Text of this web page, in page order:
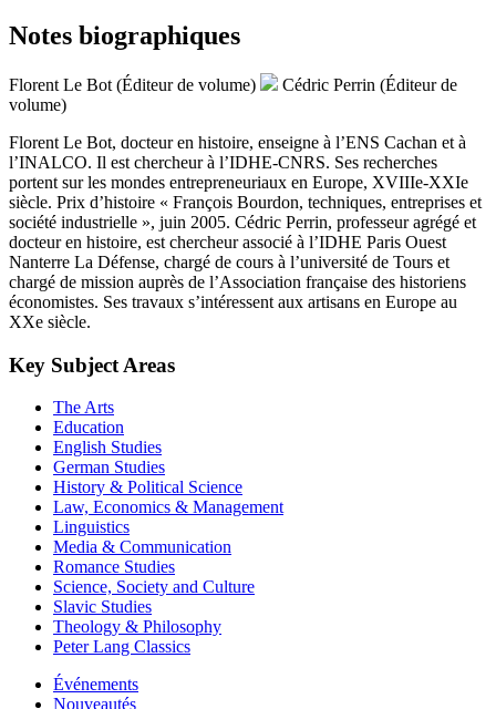
Notes biographiques
Florent Le Bot (Éditeur de volume)
Cédric Perrin (Éditeur de
volume)
Florent Le Bot, docteur en histoire, enseigne à l’ENS Cachan et à
l’INALCO. Il est chercheur à l’IDHE-CNRS. Ses recherches
portent sur les mondes entrepreneuriaux en Europe, XVIIIe-XXIe
siècle. Prix d’histoire « François Bourdon, techniques, entreprises et
société industrielle », juin 2005. Cédric Perrin, professeur agrégé et
docteur en histoire, est chercheur associé à l’IDHE Paris Ouest
Nanterre La Défense, chargé de cours à l’université de Tours et
chargé de mission auprès de l’Association française des historiens
économistes. Ses travaux s’intéressent aux artisans en Europe au
XXe siècle.
Key Subject Areas
The Arts
Education
English Studies
German Studies
History & Political Science
Law, Economics & Management
Linguistics
Media & Communication
Romance Studies
Science, Society and Culture
Slavic Studies
Theology & Philosophy
Peter Lang Classics
Événements
Nouveautés